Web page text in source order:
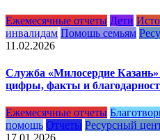
Ежемесячные отчеты Дети
инвалидам Помощь семьям
11.02.2026
Служба «Милосердие
цифры, факты и
Ежемесячные отчеты
помощь Отчеты Ресурсный
17.01.2026